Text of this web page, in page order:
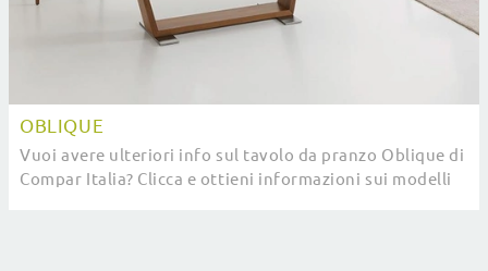
OBLIQUE
Vuoi avere ulteriori info sul tavolo da pranzo Oblique di
Compar Italia? Clicca e ottieni informazioni sui modelli